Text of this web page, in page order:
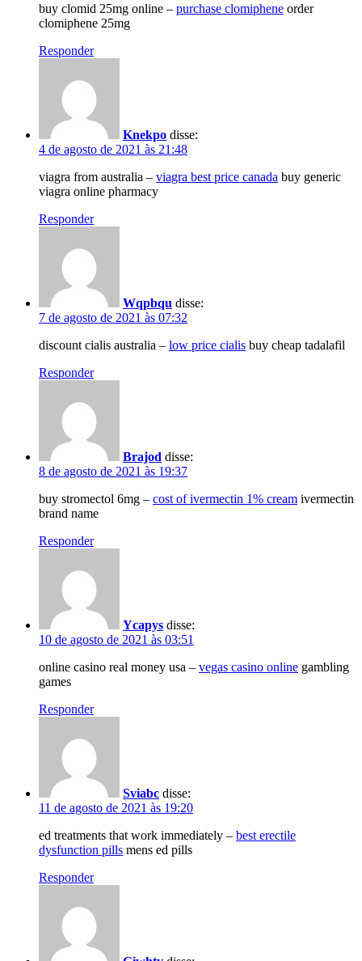
buy clomid 25mg online – purchase clomiphene order
clomiphene 25mg
Responder
Knekpo disse:
4 de agosto de 2021 às 21:48
viagra from australia – viagra best price canada buy generic
viagra online pharmacy
Responder
Wqpbqu disse:
7 de agosto de 2021 às 07:32
discount cialis australia – low price cialis buy cheap tadalafil
Responder
Brajod disse:
8 de agosto de 2021 às 19:37
buy stromectol 6mg – cost of ivermectin 1% cream ivermectin
brand name
Responder
Ycapys disse:
10 de agosto de 2021 às 03:51
online casino real money usa – vegas casino online gambling
games
Responder
Sviabc disse:
11 de agosto de 2021 às 19:20
ed treatments that work immediately – best erectile
dysfunction pills mens ed pills
Responder